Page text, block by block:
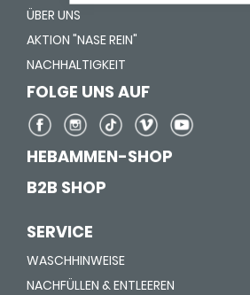
ÜBER UNS
AKTION "NASE REIN"
NACHHALTIGKEIT
FOLGE UNS AUF
HEBAMMEN-SHOP
B2B SHOP
SERVICE
WASCHHINWEISE
NACHFÜLLEN & ENTLEEREN